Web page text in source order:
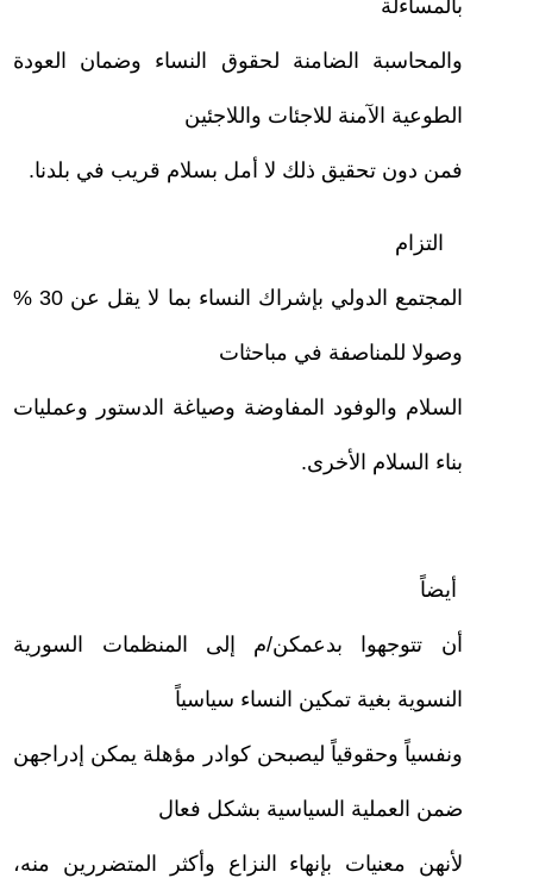
بالمساءلة
والمحاسبة الضامنة لحقوق النساء وضمان العودة
الطوعية الآمنة للاجئات واللاجئين
فمن دون تحقيق ذلك لا أمل بسلام قريب في بلدنا.
التزام
المجتمع الدولي بإشراك النساء بما لا يقل عن 30 %
وصولا للمناصفة في مباحثات
السلام والوفود المفاوضة وصياغة الدستور وعمليات
بناء السلام الأخرى.
أيضاً
أن تتوجهوا بدعمكن/م إلى المنظمات السورية
النسوية بغية تمكين النساء سياسياً
ونفسياً وحقوقياً ليصبحن كوادر مؤهلة يمكن إدراجهن
ضمن العملية السياسية بشكل فعال
لأنهن معنيات بإنهاء النزاع وأكثر المتضررين منه،